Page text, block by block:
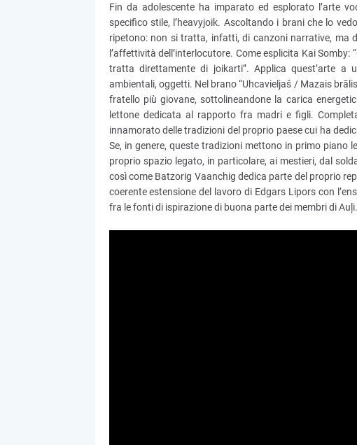
Fin da adolescente ha imparato ed esplorato l’arte
specifico stile, l’heavyjoik. Ascoltando i brani che lo
ripetono: non si tratta, infatti, di canzoni narrative, ma
l’affettività dell’interlocutore. Come esplicita Kai
tratta direttamente di joikarti”. Applica quest’arte a
ambientali, oggetti. Nel brano “Uhcavieljaš / Mazais
fratello più giovane, sottolineandone la carica
lettone dedicata al rapporto fra madri e figli.
innamorato delle tradizioni del proprio paese cui ha
Se, in genere, queste tradizioni mettono in primo piano
proprio spazio legato, in particolare, ai mestieri, dal
così come Batzorig Vaanchig dedica parte del proprio
coerente estensione del lavoro di Edgars Lipors con
fra le fonti di ispirazione di buona parte dei membri di Auļi.